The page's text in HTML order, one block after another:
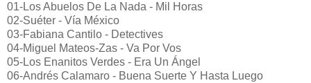
01-Los Abuelos De La Nada - Mil Horas
02-Suéter - Vía México
03-Fabiana Cantilo - Detectives
04-Miguel Mateos-Zas - Va Por Vos
05-Los Enanitos Verdes - Era Un Ángel
06-Andrés Calamaro - Buena Suerte Y Hasta Luego